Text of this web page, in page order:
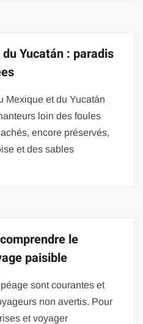
Yucatán : paradis
Mexique et du Yucatán
loin des foules
encore préservés,
et des sables
le
paisible
sont courantes et
non avertis. Pour
et voyager